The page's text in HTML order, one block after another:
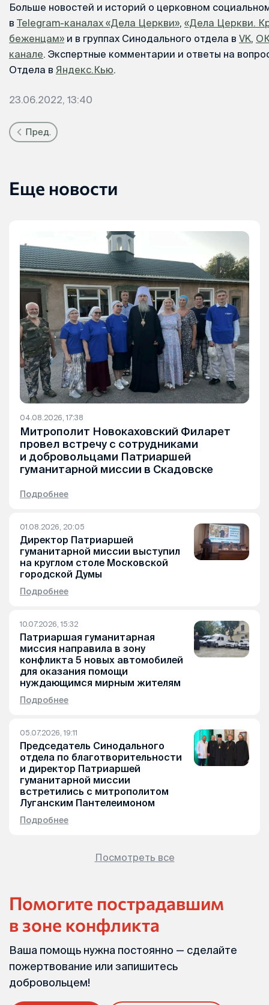
Больше новостей и историй о церковном
в Telegram-каналах «Дела Церкви», «Дела Церкви.
беженцам» и в группах Синодального отдела в VK,
канале. Экспертные комментарии и ответы на
Отдела в Яндекс.Кью.
23.06.2022, 13:40
Пред.
Еще новости
04.08.2026, 17:38
Митрополит Новокаховский Филарет
провел встречу с сотрудниками
и добровольцами Патриаршей
гуманитарной миссии в Скадовске
Подробнее
01.08.2026, 20:05
Директор Патриаршей
гуманитарной миссии выступил
на круглом столе Московской
городской Думы
Подробнее
10.07.2026, 15:32
Патриаршая гуманитарная
миссия направила в зону
конфликта 5 новых автомобилей
для оказания помощи
нуждающимся мирным жителям
Подробнее
05.07.2026, 19:11
Председатель Синодального
отдела по благотворительности
и директор Патриаршей
гуманитарной миссии
встретились с митрополитом
Луганским Пантелеимоном
Подробнее
Посмотреть все
Помогите пострадавшим
в зоне конфликта
Ваша помощь нужна постоянно — сделайте
пожертвование или запишитесь
добровольцем!